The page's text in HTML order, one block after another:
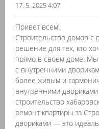
17. 5. 2025 4:07
Привет всем!
Строительство домов
решение для тех, кто
прямо в своем доме. Мы
с внутренними
более живым и
внутренними
строительство
ремонт квартиры за
двориками — это